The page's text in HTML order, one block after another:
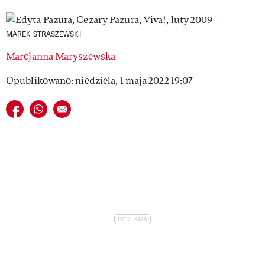
VIVA!PEOPLE POWER
VIVA!ITAKA
MAGAZYN VIVA!
MAREK STRASZEWSKI
Marcjanna Maryszewska
Opublikowano: niedziela, 1 maja 2022 19:07
Udostępnij na facebook
Udostępnij na whatsapp
E-mail do przyjaciela